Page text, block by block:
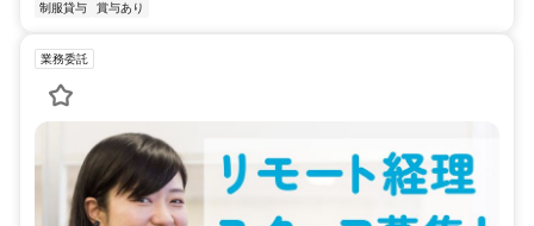
制服貸与
賞与あり
業務委託